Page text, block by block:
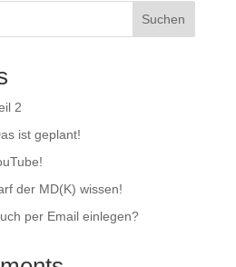
Suchen
2
ist geplant!
der MD(K) wissen!
per Email einlegen?